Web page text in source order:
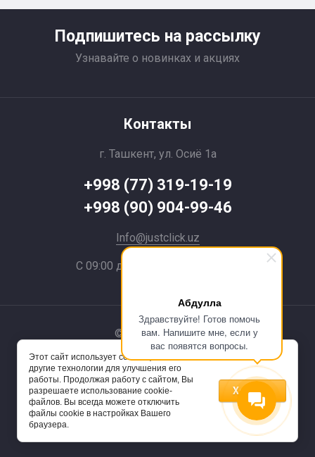
Абдулла
Здравствуйте! Готов помочь
вам. Напишите мне, если у
вас появятся вопросы.
Подпишитесь на рассылку
Узнавайте о новинках и акциях
Контакты
г. Ташкент, ул. Осиё 1a
+998 (77) 319-19-19
+998 (90) 904-99-46
Info@justclick.uz
С 09:00 до 21:00 без выходных
© 2024 JustClick
Powered by
Этот сайт использует cookie-файлы и
другие технологии для улучшения его
работы. Продолжая работу с сайтом, Вы
разрешаете использование cookie-
файлов. Вы всегда можете отключить
файлы cookie в настройках Вашего
браузера.
Хорошо